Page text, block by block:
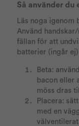
Så använder du
Läs noga
Använd
fällan för att
batterier (ingår
Beta:
bacon eller
möss dras
Placera:
med en